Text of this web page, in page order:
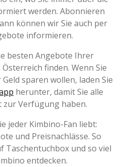
werden. Abonnieren
können wir Sie auch per
informieren.
besten Angebote Ihrer
finden. Wenn Sie
sparen wollen, laden Sie
herunter, damit Sie alle
Verfügung haben.
jeder Kimbino-Fan liebt:
und Preisnachlässe. So
Taschentuchbox und so viel
entdecken.